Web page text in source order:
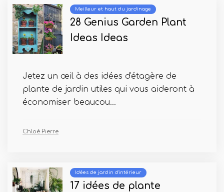
Meilleur et haut du jardinage
28 Genius Garden Plant
Ideas Ideas
Jetez un œil à des idées d'étagère de
plante de jardin utiles qui vous aideront à
économiser beaucou...
Chloé Pierre
Idées de jardin d'intérieur
17 idées de plante